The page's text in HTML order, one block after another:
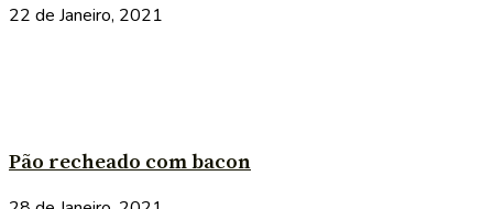
22 de Janeiro, 2021
Pão recheado com bacon